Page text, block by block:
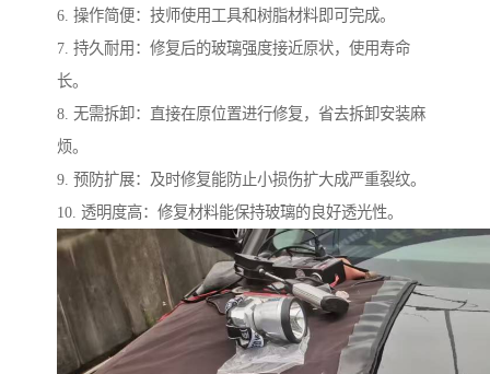
6. 操作简便：技师使用工具和树脂材料即可完成。
7. 持久耐用：修复后的玻璃强度接近原状，使用寿命
长。
8. 无需拆卸：直接在原位置进行修复，省去拆卸安装麻
烦。
9. 预防扩展：及时修复能防止小损伤扩大成严重裂纹。
10. 透明度高：修复材料能保持玻璃的良好透光性。